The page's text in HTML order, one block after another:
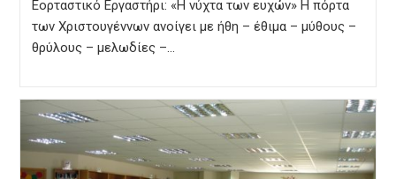
Εορταστικό Εργαστήρι: «Η νύχτα των ευχών» Η πόρτα
των Χριστουγέννων ανοίγει με ήθη – έθιμα – μύθους –
θρύλους – μελωδίες –…